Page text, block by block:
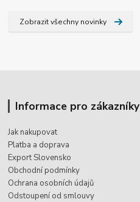
Zobrazit všechny novinky
Informace pro zákazníky
Jak nakupovat
Platba a doprava
Export Slovensko
Obchodní podmínky
Ochrana osobních údajů
Odstoupení od smlouvy